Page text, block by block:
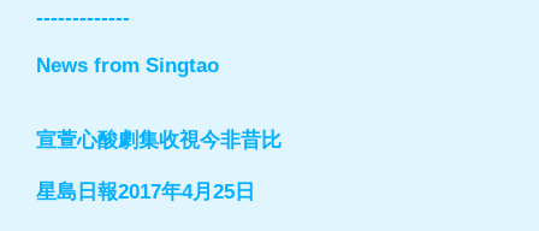
-------------
News from Singtao
宣萱心酸劇集收視今非昔比
星島日報2017年4月25日